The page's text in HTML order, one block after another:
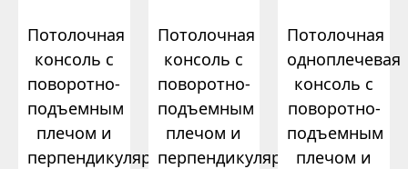
Потолочная
консоль с
поворотно-
подъемным
плечом и
перпендикулярно
Потолочная
консоль с
поворотно-
подъемным
плечом и
перпендикулярно
Потолочная
одноплечевая
консоль с
поворотно-
подъемным
плечом и